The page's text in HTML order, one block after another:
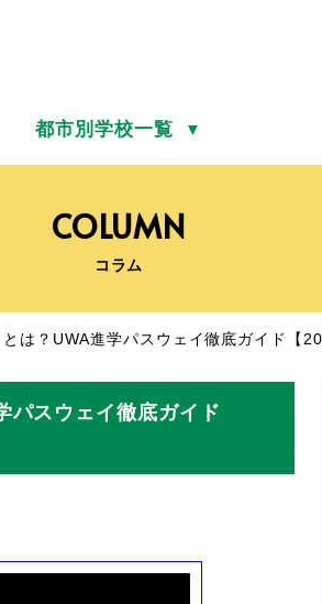
都市別学校一覧 ▼
COLUMN
コラム
は？UWA進学パスウェイ徹底ガイド【
スウェイ徹底ガイド